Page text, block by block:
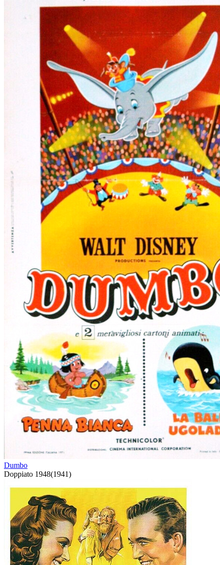
Dumbo
Doppiato 1948(1941)